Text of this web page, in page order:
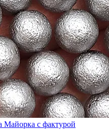
Майорка с фактурой